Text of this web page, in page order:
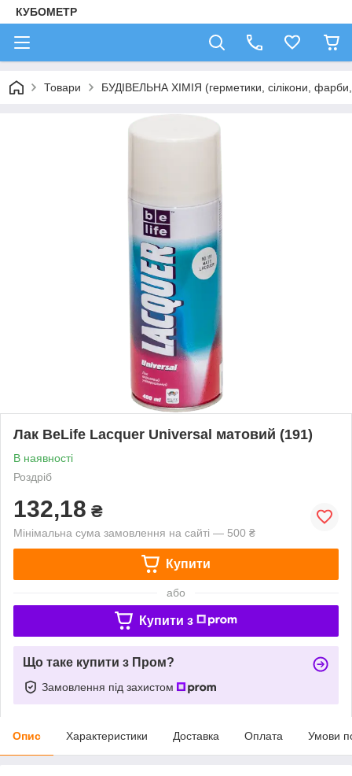
КУБОМЕТР
Товари БУДІВЕЛЬНА ХІМІЯ (герметики, сілікони, фарби,
Лак BeLife Lacquer Universal матовий (191)
В наявності
Роздріб
132,18 ₴
Мінімальна сума замовлення на сайті — 500 ₴
Купити
або
Купити з
Що таке купити з Пром?
Замовлення під захистом
Опис Характеристики Доставка Оплата Умови